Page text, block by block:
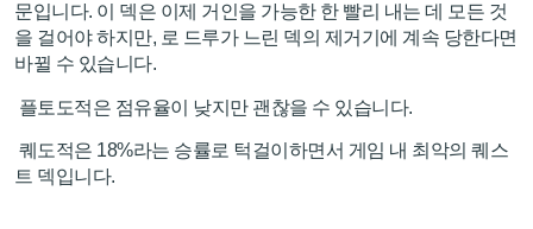
문입니다. 이 덱은 이제 거인을 가능한 한 빨리 내는 데 모든 것
을 걸어야 하지만, 로 드루가 느린 덱의 제거기에 계속 당한다면
바뀔 수 있습니다.
플토도적은 점유율이 낮지만 괜찮을 수 있습니다.
퀘도적은 18%라는 승률로 턱걸이하면서 게임 내 최악의 퀘스
트 덱입니다.